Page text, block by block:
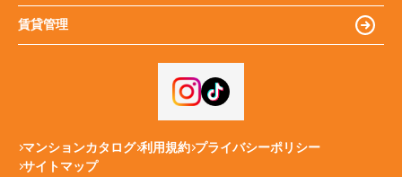
賃貸管理
マンションカタログ 利用規約 プライバシーポリシー
サイトマップ